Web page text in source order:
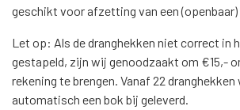
geschikt voor afzetting van een (openbaar)
Let op: Als de dranghekken niet correct in
gestapeld, zijn wij genoodzaakt om €15,-
rekening te brengen. Vanaf 22
automatisch een bok bij geleverd.